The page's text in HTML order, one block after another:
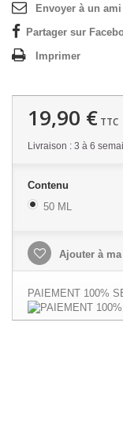
Envoyer à un ami
Partager sur
Imprimer
19,90 € TTC
Livraison : 3 à 6
Contenu
50 ML
Ajouter à
PAIEMENT 100%